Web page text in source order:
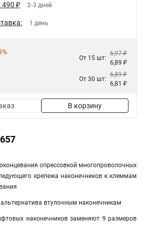
490 ₽ 2-3 дней
1 день
От 15 шт:
6,97 ₽
6,89 ₽
От 30 шт:
6,89 ₽
6,81 ₽
В корзину
опрессовкой многопроволочных
крепежа наконечников к клеммам
втулочным наконечникам
наконечников заменяют 9 размеров